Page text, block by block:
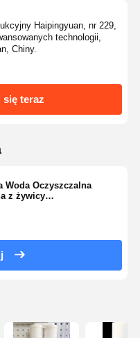
Haipingyuan, nr 229,
technologii,
Chiny.
teraz
Woda Oczyszczalna
z żywicy